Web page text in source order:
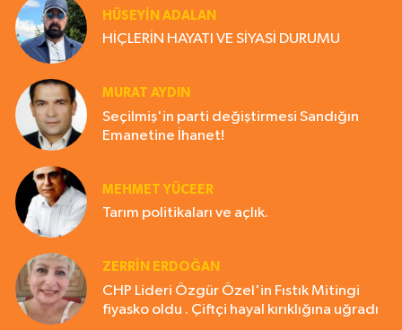
HÜSEYIN ADALAN
HİÇLERİN HAYATI VE SİYASİ DURUMU
MURAT AYDIN
Seçilmiş'in parti değiştirmesi Sandığın
Emanetine İhanet!
MEHMET YÜCEER
Tarım politikaları ve açlık.
ZERRIN ERDOĞAN
CHP Lideri Özgür Özel'in Fıstık Mitingi
fiyasko oldu . Çiftçi hayal kırıklığına uğradı